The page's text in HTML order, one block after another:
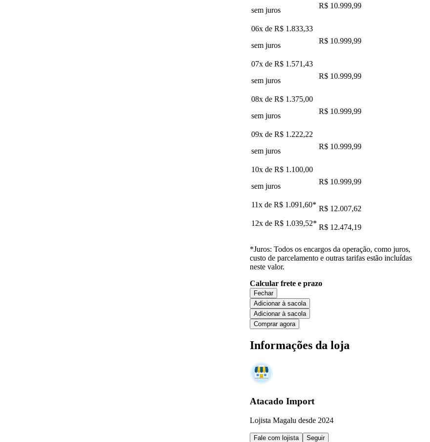
sem juros
R$ 10.999,99
06x de R$ 1.833,33
sem juros
R$ 10.999,99
07x de R$ 1.571,43
sem juros
R$ 10.999,99
08x de R$ 1.375,00
sem juros
R$ 10.999,99
09x de R$ 1.222,22
sem juros
R$ 10.999,99
10x de R$ 1.100,00
sem juros
R$ 10.999,99
11x de R$ 1.091,60* R$ 12.007,62
12x de R$ 1.039,52* R$ 12.474,19
*Juros: Todos os encargos da operação, como juros,
custo de parcelamento e outras tarifas estão incluídas
neste valor.
Calcular frete e prazo
Fechar
Adicionar à sacola
Adicionar à sacola
Comprar agora
Informações da loja
Atacado Import
Lojista Magalu desde 2024
Fale com lojista Seguir